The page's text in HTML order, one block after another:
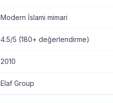
Modern İslami mimari
4.5/5 (180+ değerlendirme)
2010
Elaf Group